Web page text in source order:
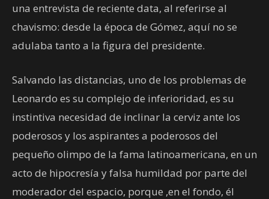
una entrevista de reciente data, al referirse al
chavismo: desde la época de Gómez, aquí no se
adulaba tanto a la figura del presidente.
Salvando las distancias, uno de los problemas de
Leonardo es su complejo de inferioridad, es su
instintiva necesidad de inclinar la cerviz ante los
poderosos y los aspirantes a poderosos del
pequeño olimpo de la fama latinoamericana, en un
acto de hipocresía y falsa humildad por parte del
moderador del espacio, porque ,en el fondo, él